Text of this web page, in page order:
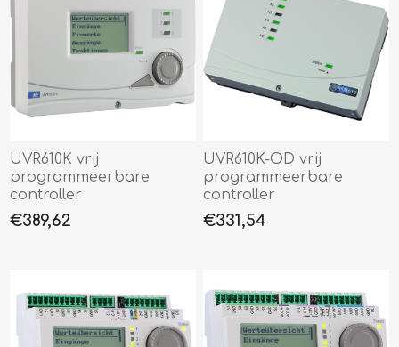
UVR610K vrij
programmeerbare
controller
€389,62
UVR610K-OD vrij
programmeerbare
controller
€331,54